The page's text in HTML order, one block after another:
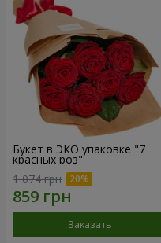
Букет в ЭКО упаковке "7
красных роз"
1 074 грн
Заказать